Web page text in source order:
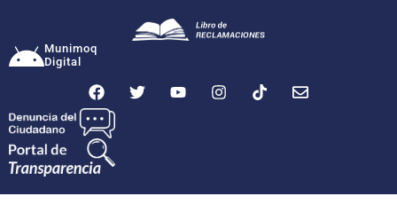
Munimoq
Digital